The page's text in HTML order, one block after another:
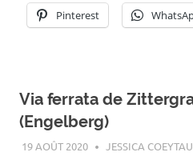
Pinterest
Via ferrata de
(Engelberg)
19 AOÛT 2020 JESSICA